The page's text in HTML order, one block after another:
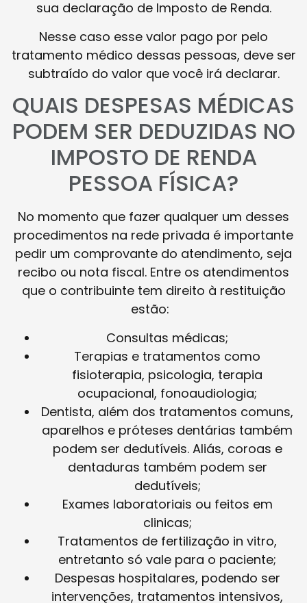
sua declaração de Imposto de Renda.
Nesse caso esse valor pago por pelo
tratamento médico dessas pessoas, deve ser
subtraído do valor que você irá declarar.
QUAIS DESPESAS MÉDICAS
PODEM SER DEDUZIDAS NO
IMPOSTO DE RENDA
PESSOA FÍSICA?
No momento que fazer qualquer um desses
procedimentos na rede privada é importante
pedir um comprovante do atendimento, seja
recibo ou nota fiscal. Entre os atendimentos
que o contribuinte tem direito à restituição
estão:
Consultas médicas;
Terapias e tratamentos como
fisioterapia, psicologia, terapia
ocupacional, fonoaudiologia;
Dentista, além dos tratamentos comuns,
aparelhos e próteses dentárias também
podem ser dedutíveis. Aliás, coroas e
dentaduras também podem ser
dedutíveis;
Exames laboratoriais ou feitos em
clinicas;
Tratamentos de fertilização in vitro,
entretanto só vale para o paciente;
Despesas hospitalares, podendo ser
intervenções, tratamentos intensivos,